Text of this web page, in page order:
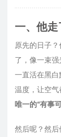
一、他
原先的日子？
了，像一束
一直活在黑
温度，让空气
唯一的“有事可
然后呢？然后